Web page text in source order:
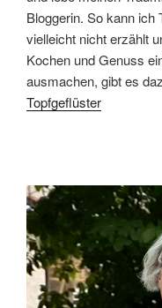
Bloggerin. So kann ich
vielleicht nicht erzählt
Kochen und Genuss
ausmachen, gibt es
Topfgeflüster